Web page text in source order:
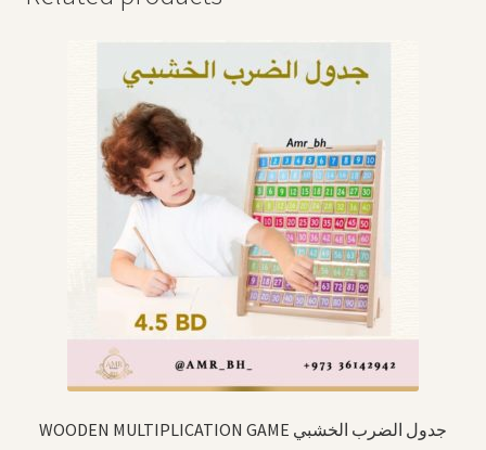
WOODEN MULTIPLICATION GAME جدول الضرب الخشبي